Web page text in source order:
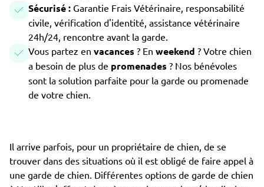
Sécurisé : Garantie Frais Vétérinaire, responsabilité
civile, vérification d'identité, assistance vétérinaire
24h/24, rencontre avant la garde.
Vous partez en vacances ? En weekend ? Votre chien
a besoin de plus de promenades ? Nos bénévoles
sont la solution parfaite pour la garde ou promenade
de votre chien.
Il arrive parfois, pour un propriétaire de chien, de se
trouver dans des situations où il est obligé de faire appel à
une garde de chien. Différentes options de garde de chien